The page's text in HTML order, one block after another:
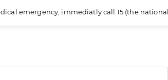
emergency, immediatly call 15 (the